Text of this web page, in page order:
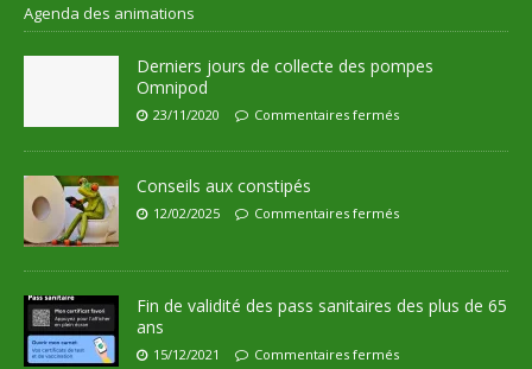
Agenda des animations
Derniers jours de collecte des pompes
Omnipod
23/11/2020 Commentaires fermés
Conseils aux constipés
12/02/2025 Commentaires fermés
Fin de validité des pass sanitaires des plus de 65
ans
15/12/2021 Commentaires fermés